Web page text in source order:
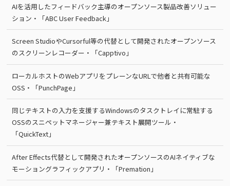
AIを活用したフィードバック主導のオープンソース製品改善ソリュー
ション・「ABC User Feedback」
Screen StudioやCursorful等の代替として開発されたオープンソース
のスクリーンレコーダー・「Capptivo」
ローカルホストのWebアプリをプレーンなURLで他者と共有可能な
OSS・「PunchPage」
同じテキストの入力を支援するWindowsのタスクトレイに常駐する
OSSのスニペットマネージャー兼テキスト展開ツール・
「QuickText」
After Effects代替として開発されたオープンソースのAIネイティブな
モーショングラフィックアプリ・「Premation」